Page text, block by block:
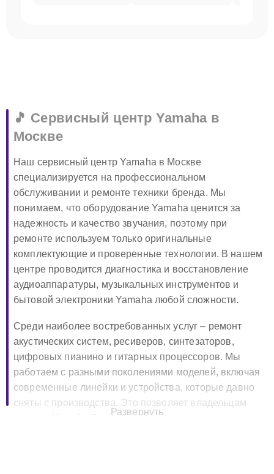
🎵 Сервисный центр Yamaha в
Москве
Наш сервисный центр Yamaha в Москве
специализируется на профессиональном
обслуживании и ремонте техники бренда. Мы
понимаем, что оборудование Yamaha ценится за
надежность и качество звучания, поэтому при
ремонте используем только оригинальные
комплектующие и проверенные технологии. В нашем
центре проводится диагностика и восстановление
аудиоаппаратуры, музыкальных инструментов и
бытовой электроники Yamaha любой сложности.
Среди наиболее востребованных услуг – ремонт
акустических систем, ресиверов, синтезаторов,
цифровых пианино и гитарных процессоров. Мы
работаем с разными поколениями моделей, включая
современные линейки и устройства, которые давно
сняты с производства. Это позволяет владельцам
техники Yamaha быть уверенными, что их
Развернуть